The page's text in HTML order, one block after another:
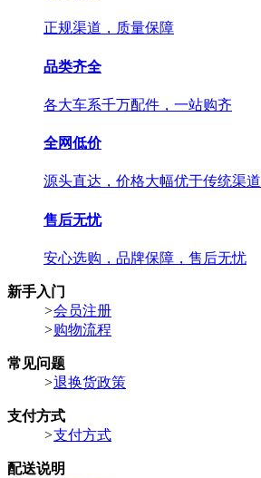
正规渠道，质量保障
品类齐全
各大车系千万配件，一站购齐
全网低价
源头直达，价格大幅优于传统渠道
售后无忧
安心选购，品牌保障，售后无忧
新手入门
>会员注册
>购物流程
常见问题
>退换货政策
支付方式
>支付方式
配送说明